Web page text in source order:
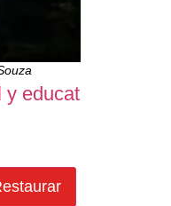
educativa